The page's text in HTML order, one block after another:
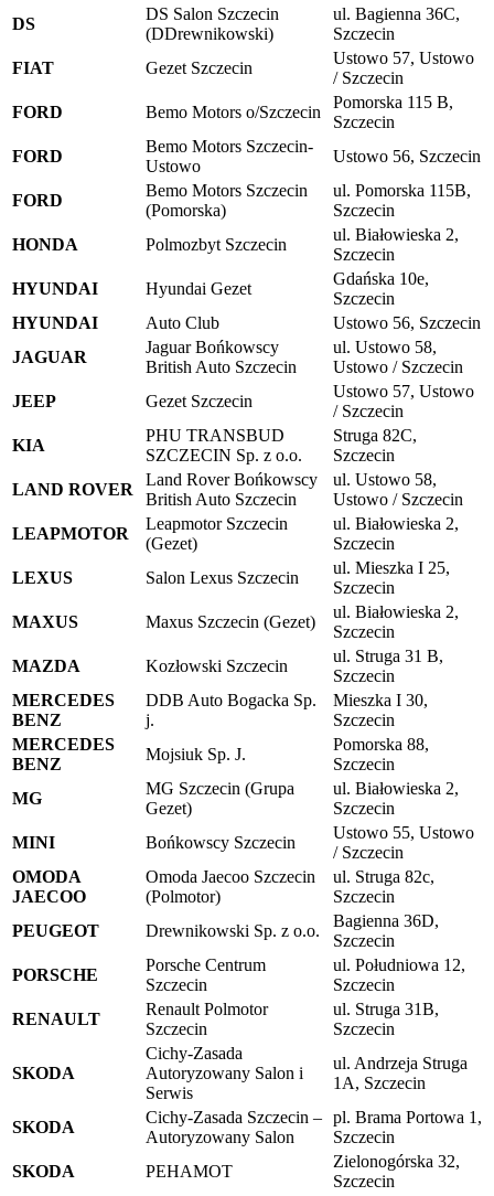
DS
DS Salon Szczecin
(DDrewnikowski)
ul. Bagienna 36C,
Szczecin
FIAT
Gezet Szczecin
Ustowo 57, Ustowo
/ Szczecin
FORD
Bemo Motors o/Szczecin
Pomorska 115 B,
Szczecin
FORD
Bemo Motors Szczecin-
Ustowo
Ustowo 56, Szczecin
FORD
Bemo Motors Szczecin
(Pomorska)
ul. Pomorska 115B,
Szczecin
HONDA
Polmozbyt Szczecin
ul. Białowieska 2,
Szczecin
HYUNDAI
Hyundai Gezet
Gdańska 10e,
Szczecin
HYUNDAI
Auto Club
Ustowo 56, Szczecin
JAGUAR
Jaguar Bońkowscy
British Auto Szczecin
ul. Ustowo 58,
Ustowo / Szczecin
JEEP
Gezet Szczecin
Ustowo 57, Ustowo
/ Szczecin
KIA
PHU TRANSBUD
SZCZECIN Sp. z o.o.
Struga 82C,
Szczecin
LAND ROVER
Land Rover Bońkowscy
British Auto Szczecin
ul. Ustowo 58,
Ustowo / Szczecin
LEAPMOTOR
Leapmotor Szczecin
(Gezet)
ul. Białowieska 2,
Szczecin
LEXUS
Salon Lexus Szczecin
ul. Mieszka I 25,
Szczecin
MAXUS
Maxus Szczecin (Gezet)
ul. Białowieska 2,
Szczecin
MAZDA
Kozłowski Szczecin
ul. Struga 31 B,
Szczecin
MERCEDES
BENZ
DDB Auto Bogacka Sp.
j.
Mieszka I 30,
Szczecin
MERCEDES
BENZ
Mojsiuk Sp. J.
Pomorska 88,
Szczecin
MG
MG Szczecin (Grupa
Gezet)
ul. Białowieska 2,
Szczecin
MINI
Bońkowscy Szczecin
Ustowo 55, Ustowo
/ Szczecin
OMODA
JAECOO
Omoda Jaecoo Szczecin
(Polmotor)
ul. Struga 82c,
Szczecin
PEUGEOT
Drewnikowski Sp. z o.o.
Bagienna 36D,
Szczecin
PORSCHE
Porsche Centrum
Szczecin
ul. Południowa 12,
Szczecin
RENAULT
Renault Polmotor
Szczecin
ul. Struga 31B,
Szczecin
SKODA
Cichy-Zasada
Autoryzowany Salon i
Serwis
ul. Andrzeja Struga
1A, Szczecin
SKODA
Cichy-Zasada Szczecin –
Autoryzowany Salon
pl. Brama Portowa 1,
Szczecin
SKODA
PEHAMOT
Zielonogórska 32,
Szczecin